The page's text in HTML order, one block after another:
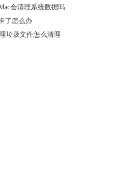
会清理系统数据吗
了怎么办
垃圾文件怎么清理